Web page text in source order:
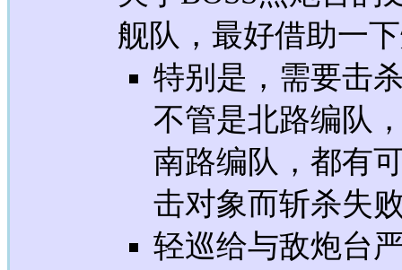
舰队，最好借助一
特别是，需要击
不管是北路编队
南路编队，都有
击对象而斩杀失
轻巡给与敌炮台